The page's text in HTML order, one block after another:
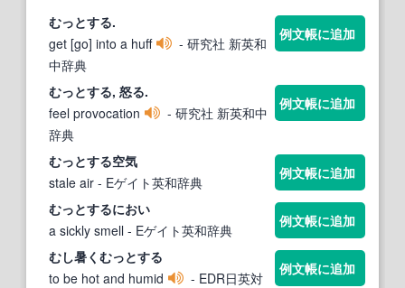
むっとする.
get [go] into a huff
- 研究社 新英和
中辞典
例文帳に追加
むっとする, 怒る.
feel provocation
- 研究社 新英和中
辞典
例文帳に追加
むっとする空気
stale air - Eゲイト英和辞典
例文帳に追加
むっとするにおい
a sickly smell - Eゲイト英和辞典
例文帳に追加
むし暑く むっとする
to be hot and humid
- EDR日英対
例文帳に追加